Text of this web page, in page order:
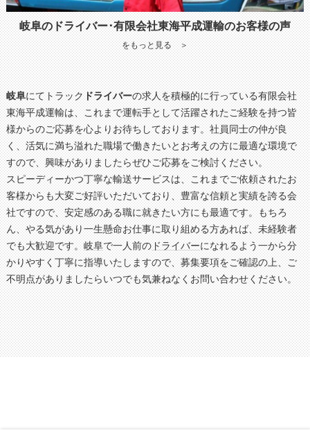
岐阜のドライバー･有限会社東海平成運輸のお客様の声
をもっと見る ＞
岐阜にてトラックドライバーの求人を積極的に行っている有限会社
東海平成運輸は、これまで運転手として活躍されたご経験を持つ皆
様からのご応募を心よりお待ちしております。社員同士の仲が良
く、活気に満ち溢れた職場で働きたいとお考えの方に最適な環境で
すので、興味がありましたらぜひご応募をご検討ください。
スピーディーかつ丁寧な輸送サービスは、これまでご依頼されたお
客様からも大変ご好評いただいており、豊富な信頼と実績を誇る会
社ですので、安定感のある職に就きたい方にも最適です。もちろ
ん、やる気があり一生懸命お仕事に取り組める方あれば、未経験者
でも大歓迎です。岐阜で一人前のドライバーになれるよう一から分
かりやすく丁寧に指導いたしますので、募集要項をご確認の上、ご
不明点がありましたらいつでも気兼ねなくお問い合わせください。